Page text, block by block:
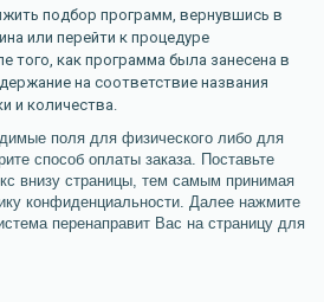
которая поставляется
указывать почтовый адрес?
оформлении заказа была допущена
адресе (e-mail)?
если я проживаю за
подбор программ, вернувшись в
или перейти к процедуре
того, как программа была занесена в
на соответствие названия
и количества.
поля для физического либо для
способ оплаты заказа. Поставьте
внизу страницы, тем самым принимая
конфиденциальности. Далее нажмите
перенаправит Вас на страницу для